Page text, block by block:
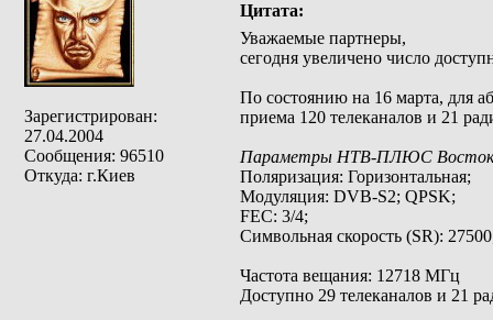
Зарегистрирован:
27.04.2004
Сообщения: 96510
Откуда: г.Киев
Цитата:
Уважаемые партнеры,
сегодня увеличено число
По состоянию на 16 марта,
приема 120 телеканалов и 21
Параметры НТВ-ПЛЮС Восток
Поляризация: Горизонтальная;
Модуляция: DVB-S2; QPSK;
FEC: 3/4;
Символьная скорость (SR):
Частота вещания: 12718 МГц
Доступно 29 телеканалов и 21